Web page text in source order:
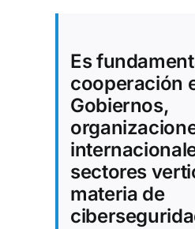
Es
cooperación
Gobiernos,
sectores
materia de